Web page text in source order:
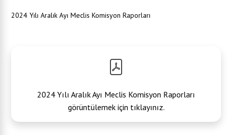
2024 Yılı Aralık Ayı Meclis Komisyon Raporları
2024 Yılı Aralık Ayı Meclis Komisyon Raporları
görüntülemek için tıklayınız.